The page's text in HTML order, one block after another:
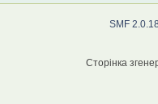
SMF
Сторінка